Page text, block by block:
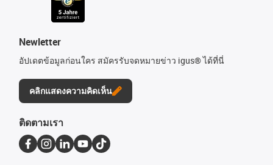
Newletter
อัปเดตข้อมูลก่อนใคร สมัครรับจดหมายข่าว igus® ได้ที่นี่
คลิกแสดงความคิดเห็น
ติดตามเรา